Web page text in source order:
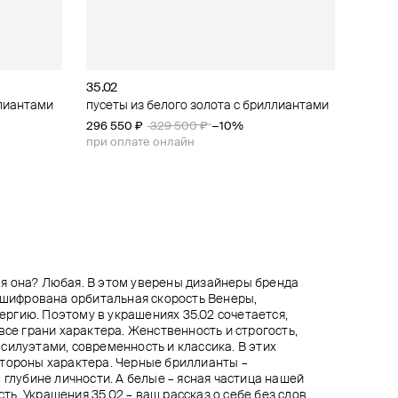
35.02
пусеты из белого золота с бриллиантами
296 550 ₽ 329 500 ₽ −10%
при оплате онлайн
35.02
пусеты из золота с бриллиантами
247 920 ₽ 309 900 ₽ −20%
при оплате онлайн
35.02
серьги-кольца из белого золота
444 546 ₽
35.02
серьги из белого золота с черными
бриллиантами
133 300 ₽
она? Любая. В этом уверены дизайнеры бренда
орбитальная скорость Венеры,
Поэтому в украшениях 35.02 сочетается,
грани характера. Женственность и строгость,
современность и классика. В этих
характера. Черные бриллианты –
глубине личности. А белые – ясная частица нашей
Украшения 35.02 – ваш рассказ о себе без слов.